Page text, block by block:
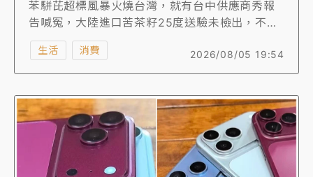
苯駢芘超標風暴火燒台灣，就有台中供應商秀報
告喊冤，大陸進口苦茶籽25度送驗未檢出，不排
除是在壓榨或其他加工製程中產生問題，導致最
終油品驗出苯駢芘超標，盼衛生單位調查還原真
相，衛福部長石崇良8月1日表示，台灣苦茶籽產
證，雖無法確認佔比，但台灣產地多在花蓮縣、
台東縣、嘉義縣、苗栗縣、南投縣，114年油茶產
量1763.81公噸，前五大產區合計達68.27%。
2026/08/05 19:54
生活 消費